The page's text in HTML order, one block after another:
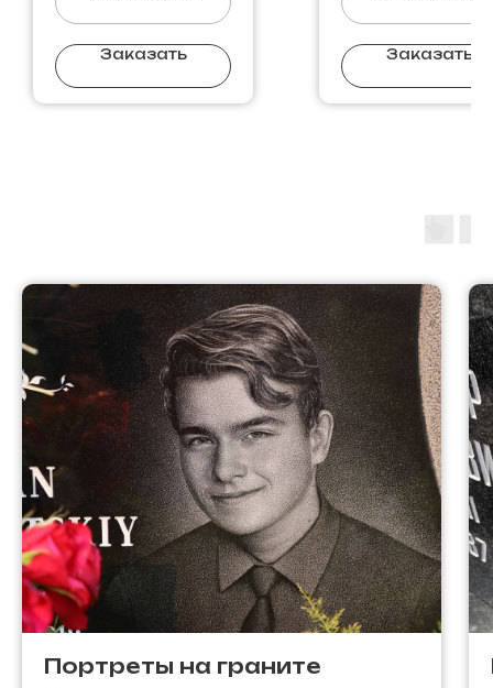
Заказать Заказать
Портреты на граните